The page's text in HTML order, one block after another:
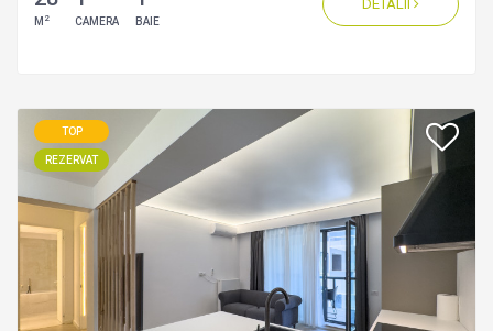
M 2 CAMERA BAIE
DETALII
TOP
REZERVAT